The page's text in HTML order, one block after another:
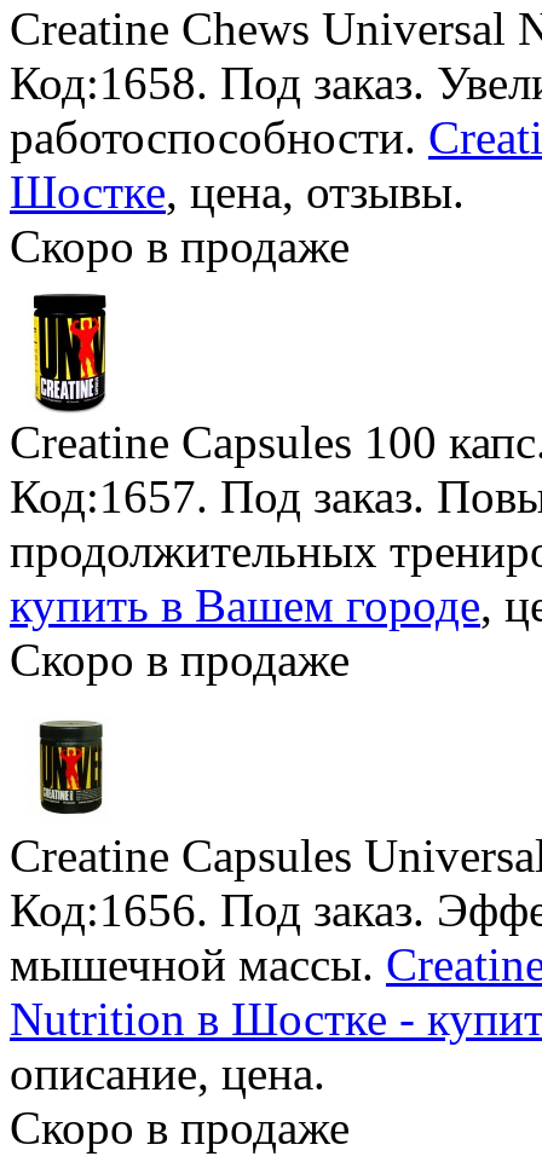
Creatine Chews Universal
Код:1658. Под заказ.
работоспособности.
Шостке, цена, отзывы.
Скоро в продаже
Creatine Capsules 100
Код:1657. Под заказ.
продолжительных
купить в Вашем городе,
Скоро в продаже
Creatine Capsules
Код:1656. Под заказ.
мышечной массы.
Nutrition в Шостке -
описание, цена.
Скоро в продаже